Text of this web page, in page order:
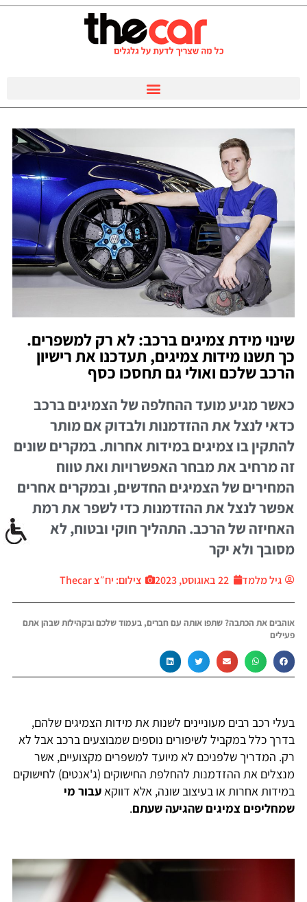
שינוי מידת צמיגים ברכב: לא רק למשפרים.
כך תשנו מידות צמיגים, תעדכנו את רישיון
הרכב שלכם ואולי גם תחסכו כסף
כאשר מגיע מועד ההחלפה של הצמיגים ברכב
כדאי לנצל את ההזדמנות ולבדוק אם מותר
להתקין בו צמיגים במידות אחרות. במקרים שונים
זה מרחיב את מבחר האפשרויות ואת טווח
המחירים של הצמיגים החדשים, ובמקרים אחרים
אפשר לנצל את ההזדמנות כדי לשפר את רמת
האחיזה של הרכב. התהליך חוקי ובטוח, לא
מסובך ולא יקר
גיל מלמד 22 באוגוסט, 2023 צילום: יח״צ Thecar
אוהבים את הכתבה? שתפו אותה עם חברים, בעמוד שלכם ובקהילות שבהן אתם
פעילים
בעלי רכב רבים מעוניינים לשנות את מידות הצמיגים שלהם,
בדרך כלל במקביל לשיפורים נוספים שמבוצעים ברכב אבל לא
רק. המדריך שלפניכם לא מיועד למשפרים מקצועיים, אשר
מנצלים את ההזדמנות להחלפת החישוקים (ג'אנטים) לחישוקים
במידות אחרות או בעיצוב שונה, אלא דווקא עבור מי
שמחליפים צמיגים שהגיעה שעתם.